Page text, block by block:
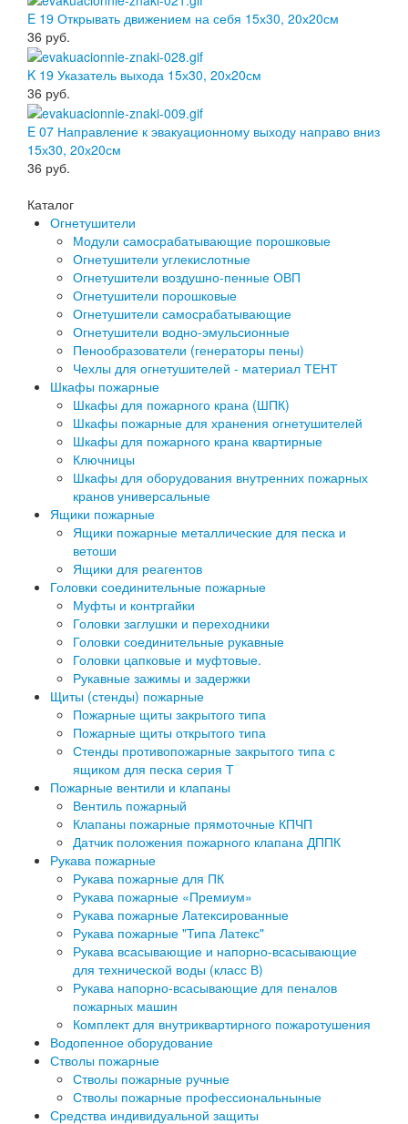
E 19 Открывать движением на себя 15х30, 20х20см
36 руб.
K 19 Указатель выхода 15х30, 20х20см
36 руб.
E 07 Направление к эвакуационному выходу направо вниз
15х30, 20х20см
36 руб.
Каталог
Огнетушители
Модули самосрабатывающие порошковые
Огнетушители углекислотные
Огнетушители воздушно-пенные ОВП
Огнетушители порошковые
Огнетушители самосрабатывающие
Огнетушители водно-эмульсионные
Пенообразователи (генераторы пены)
Чехлы для огнетушителей - материал ТЕНТ
Шкафы пожарные
Шкафы для пожарного крана (ШПК)
Шкафы пожарные для хранения огнетушителей
Шкафы для пожарного крана квартирные
Ключницы
Шкафы для оборудования внутренних пожарных
кранов универсальные
Ящики пожарные
Ящики пожарные металлические для песка и
ветоши
Ящики для реагентов
Головки соединительные пожарные
Муфты и контргайки
Головки заглушки и переходники
Головки соединительные рукавные
Головки цапковые и муфтовые.
Рукавные зажимы и задержки
Щиты (стенды) пожарные
Пожарные щиты закрытого типа
Пожарные щиты открытого типа
Стенды противопожарные закрытого типа с
ящиком для песка серия Т
Пожарные вентили и клапаны
Вентиль пожарный
Клапаны пожарные прямоточные КПЧП
Датчик положения пожарного клапана ДППК
Рукава пожарные
Рукава пожарные для ПК
Рукава пожарные «Премиум»
Рукава пожарные Латексированные
Рукава пожарные "Типа Латекс"
Рукава всасывающие и напорно-всасывающие
для технической воды (класс В)
Рукава напорно-всасывающие для пеналов
пожарных машин
Комплект для внутриквартирного пожаротушения
Водопенное оборудование
Стволы пожарные
Стволы пожарные ручные
Стволы пожарные профессиональныные
Средства индивидуальной защиты